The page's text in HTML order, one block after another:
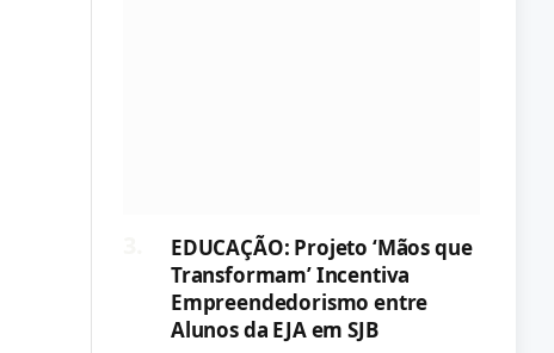
EDUCAÇÃO: Projeto ‘Mãos que
Transformam’ Incentiva
Empreendedorismo entre
Alunos da EJA em SJB